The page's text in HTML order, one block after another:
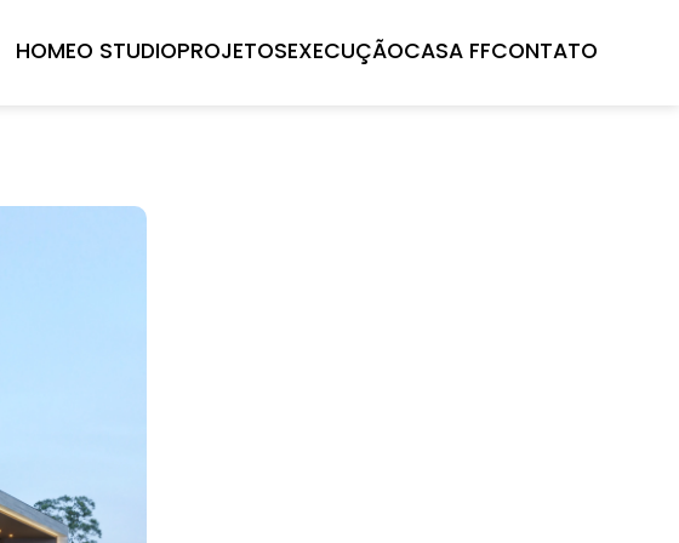
HOMEO STUDIOPROJETOSEXECUÇÃOCASA FFCONTATO